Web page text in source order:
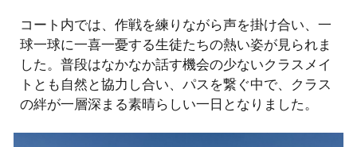
コート内では、作戦を練りながら声を掛け合い、一
球一球に一喜一憂する生徒たちの熱い姿が見られま
した。普段はなかなか話す機会の少ないクラスメイ
トとも自然と協力し合い、パスを繋ぐ中で、クラス
の絆が一層深まる素晴らしい一日となりました。